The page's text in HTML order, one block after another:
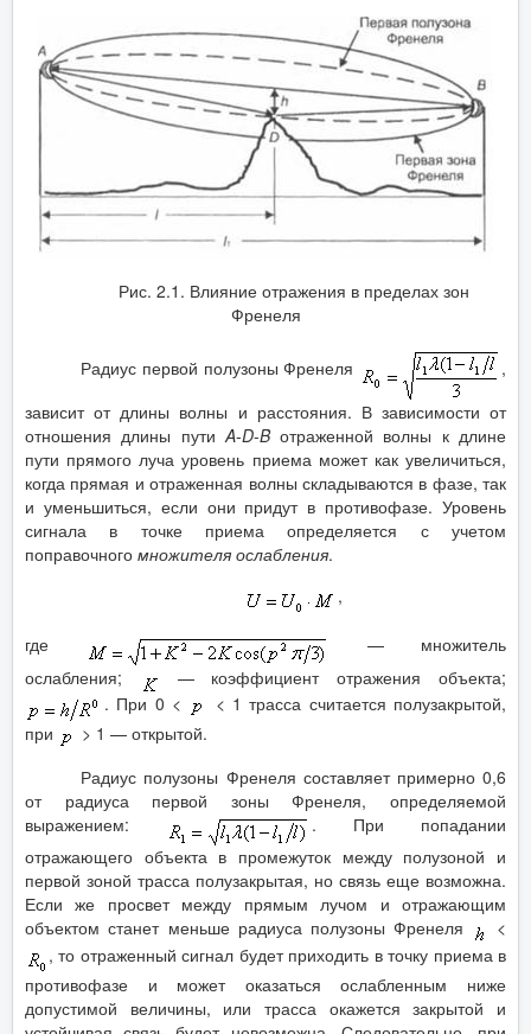
Рис. 2.1. Влияние отражения в пределах зон
Френеля
Радиус первой полузоны Френеля
,
зависит от длины волны и расстояния. В зависимости от
отношения длины путиA-D-Bотраженной волны к длине
пути прямого луча уровень приема может как увеличиться,
когда прямая и отраженная волны складываются в фазе, так
и уменьшиться, если они придут в противофазе. Уровень
сигнала в точке приема определяется с учетом
поправочного множителя ослабления.
,
где
— множитель
ослабления;
— коэффициент отражения объекта;
. При 0 <
< 1 трасса считается полузакрытой,
при
> 1 — открытой.
Радиус полузоны Френеля составляет примерно 0,6
от радиуса первой зоны Френеля, определяемой
выражением:
. При попадании
отражающего объекта в промежуток между полузоной и
первой зоной трасса полузакрытая, но связь еще возможна.
Если же просвет между прямым лучом и отражающим
объектом станет меньше радиуса полузоны Френеля
<
, то отраженный сигнал будет приходить в точку приема в
противофазе и может оказаться ослабленным ниже
допустимой величины, или трасса окажется закрытой и